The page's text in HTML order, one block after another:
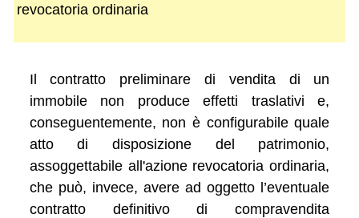
revocatoria ordinaria
Il contratto preliminare di vendita di un
immobile non produce effetti traslativi e,
conseguentemente, non è configurabile quale
atto di disposizione del patrimonio,
assoggettabile all'azione revocatoria ordinaria,
che può, invece, avere ad oggetto l’eventuale
contratto definitivo di compravendita